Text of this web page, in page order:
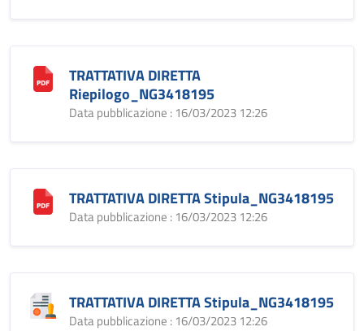
TRATTATIVA DIRETTA
Riepilogo_NG3418195
Data pubblicazione : 16/03/2023 12:26
TRATTATIVA DIRETTA Stipula_NG3418195
Data pubblicazione : 16/03/2023 12:26
TRATTATIVA DIRETTA Stipula_NG3418195
Data pubblicazione : 16/03/2023 12:26